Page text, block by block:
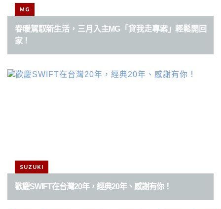
MG
春暖駕馭新生活，三月入主MG「貸我走專案」輕鬆開回
家！
SUZUKI
歡慶SWIFT在台灣20年，經典20年、感謝有你！